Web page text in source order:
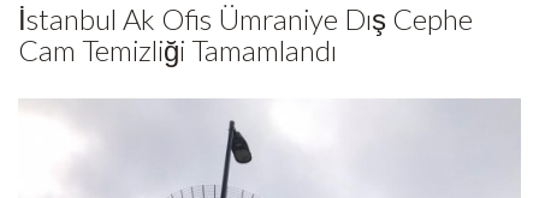
İstanbul Ak Ofis Ümraniye Dış Cephe
Cam Temizliği Tamamlandı